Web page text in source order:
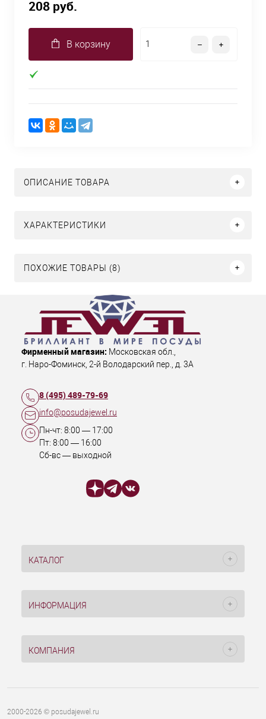
208 руб.
В корзину
ОПИСАНИЕ ТОВАРА
ХАРАКТЕРИСТИКИ
ПОХОЖИЕ ТОВАРЫ (8)
Фирменный магазин: Московская обл.,
г. Наро-Фоминск, 2-й Володарский пер., д. 3А
8 (495) 489-79-69
info@posudajewel.ru
Пн-чт: 8:00 — 17:00
Пт: 8:00 — 16:00
Сб-вс — выходной
КАТАЛОГ
ИНФОРМАЦИЯ
КОМПАНИЯ
2000-2026 © posudajewel.ru